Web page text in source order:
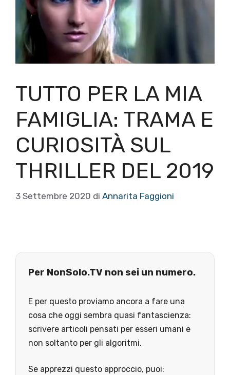
TUTTO PER LA MIA
FAMIGLIA: TRAMA E
CURIOSITÀ SUL
THRILLER DEL 2019
3 Settembre 2020 di Annarita Faggioni
Per NonSolo.TV non sei un numero.
E per questo proviamo ancora a fare una
cosa che oggi sembra quasi fantascienza:
scrivere articoli pensati per esseri umani e
non soltanto per gli algoritmi.
Se apprezzi questo approccio, puoi: